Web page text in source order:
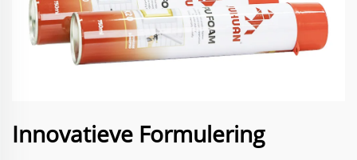
Innovatieve Formulering